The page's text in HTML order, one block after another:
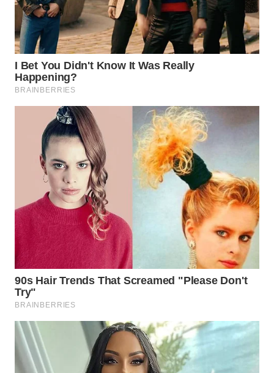
Wahana
Media
Group
WAHANA
NEWS
WAHANA
TANI
WAHANA
ADVOKAT
WAHANA
INFRASTRUKTUR
WAHANA
KONSUMEN
WAHANA
WAHANA
TRAVEL